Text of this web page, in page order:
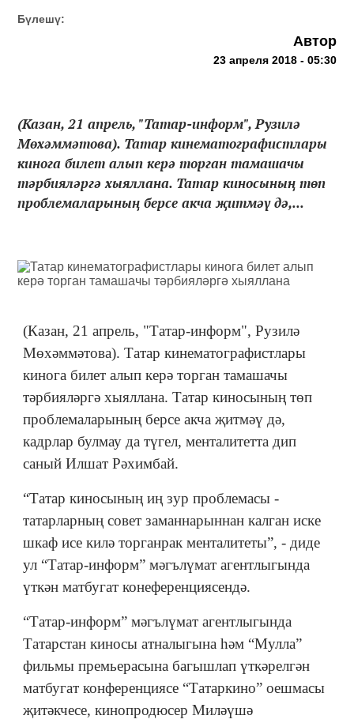
Бүлешү:
Автор
23 апреля 2018 - 05:30
(Казан, 21 апрель, "Татар-информ", Рузилә
Мөхәммәтова). Татар кинематографистлары
кинога билет алып керә торган тамашачы
тәрбияләргә хыяллана. Татар киносының төп
проблемаларының берсе акча җитмәү дә,...
(Казан, 21 апрель, "Татар-информ", Рузилә
Мөхәммәтова). Татар кинематографистлары
кинога билет алып керә торган тамашачы
тәрбияләргә хыяллана. Татар киносының төп
проблемаларының берсе акча җитмәү дә,
кадрлар булмау да түгел, менталитетта дип
саный Илшат Рәхимбай.
“Татар киносының иң зур проблемасы -
татарларның совет заманнарыннан калган иске
шкаф исе килә торганрак менталитеты”, - диде
ул “Татар-информ” мәгълүмат агентлыгында
үткән матбугат конеференциясендә.
“Татар-информ” мәгълүмат агентлыгында
Татарстан киносы атналыгына һәм “Мулла”
фильмы премьерасына багышлап үткәрелгән
матбугат конференциясе “Татаркино” оешмасы
җитәкчесе, кинопродюсер Миләүшә